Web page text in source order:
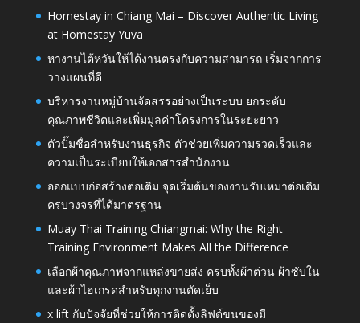
Homestay in Chiang Mai – Discover Authentic Living
at Homestay Yuva
หางานไต้หวันให้ได้งานตรงกับความสามารถ เริ่มจากการ
วางแผนที่ดี
บริหารงานหมู่บ้านจัดสรรอย่างเป็นระบบ ยกระดับ
คุณภาพชีวิตและเพิ่มมูลค่าโครงการในระยะยาว
ตัวปั๊มชื่อสำหรับงานธุรกิจ ตัวช่วยเพิ่มความรวดเร็วและ
ความเป็นระเบียบให้เอกสารสำนักงาน
ออกแบบก่อสร้างต่อเติม จุดเริ่มต้นของงานรับเหมาต่อเติม
ครบวงจรที่ได้มาตรฐาน
Muay Thai Training Chiangmai: Why the Right
Training Environment Makes All the Difference
เลือกผ้าคุณภาพจากแหล่งขายส่ง ครบทั้งผ้าต่วน ผ้าซับใน
และผ้าไฮเกรดสำหรับทุกงานตัดเย็บ
x lift กับปัจจัยที่ช่วยให้การติดตั้งลิฟต์ขนของมี